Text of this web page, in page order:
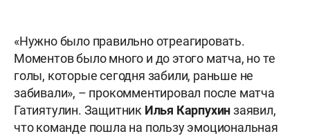
«Нужно было правильно отреагировать.
Моментов было много и до этого матча, но те
голы, которые сегодня забили, раньше не
забивали», – прокомментировал после матча
Гатиятулин. Защитник Илья Карпухинзаявил,
что команде пошла на пользу эмоциональная